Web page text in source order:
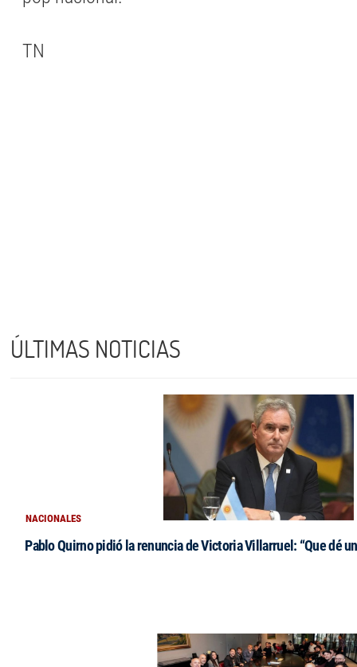
TN
ÚLTIMAS NOTICIAS
NACIONALES
Pablo Quirno pidió la renuncia de Victoria Villarruel: “Que dé